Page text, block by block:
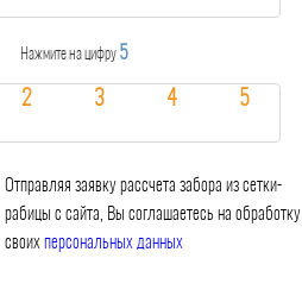
Нажмите на цифру 5
Отправляя заявку рассчета забора из сетки-
рабицы с сайта, Вы соглашаетесь на обработку
своих персональных данных